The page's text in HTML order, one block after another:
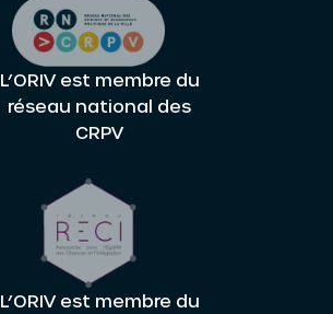
L’ORIV est membre du
réseau national des
CRPV
L’ORIV est membre du